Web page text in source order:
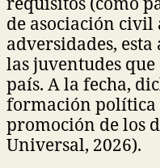
de asociación civil
adversidades,
las juventudes
país. A la fecha,
formación política
promoción de los
Universal, 2026).